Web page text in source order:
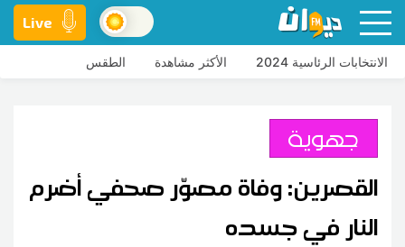
Live
الانتخابات الرئاسية 2024 الأكثر مشاهدة الطقس
جهوية
القصرين: وفاة مصوّر صحفي أضرم
النار في جسده